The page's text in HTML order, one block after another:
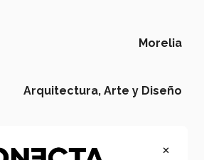
Morelia
Arquitectura, Arte y Diseño
de Morelia,
Arquitectura
×